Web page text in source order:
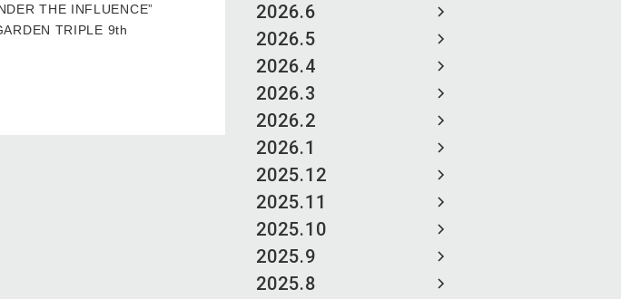
2026.6
2026.5
2026.4
2026.3
2026.2
2026.1
2025.12
2025.11
2025.10
2025.9
2025.8
THE INFLUENCE”
TRIPLE 9th